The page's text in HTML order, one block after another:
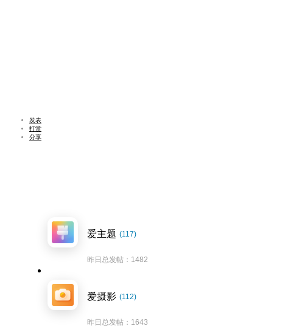
发表
打赏
分享
爱主题 (117)
昨日总发帖：1482
爱摄影 (112)
昨日总发帖：1643